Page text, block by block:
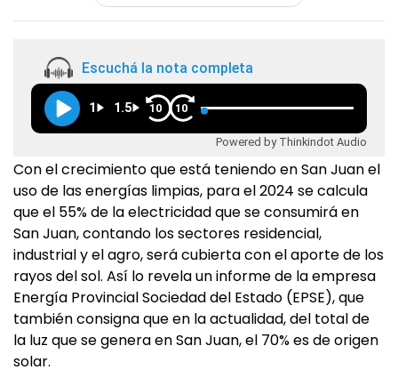
Escuchá la nota completa
1 1.5 10 10
Powered by Thinkindot Audio
Con el crecimiento que está teniendo en San Juan el
uso de las energías limpias, para el 2024 se calcula
que el 55% de la electricidad que se consumirá en
San Juan, contando los sectores residencial,
industrial y el agro, será cubierta con el aporte de los
rayos del sol. Así lo revela un informe de la empresa
Energía Provincial Sociedad del Estado (EPSE), que
también consigna que en la actualidad, del total de
la luz que se genera en San Juan, el 70% es de origen
solar.